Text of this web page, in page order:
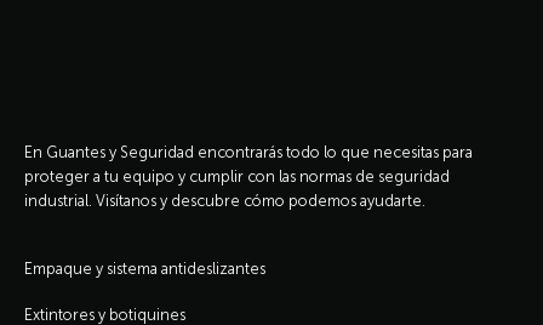
En Guantes y Seguridad encontrarás todo lo que necesitas para
proteger a tu equipo y cumplir con las normas de seguridad
industrial. Visítanos y descubre cómo podemos ayudarte.
Empaque y sistema antideslizantes
Extintores y botiquines